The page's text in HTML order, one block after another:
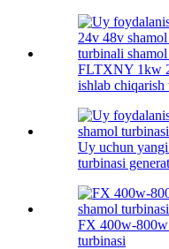
FLTXNY 1kw
ishlab chiqarish
Uy uchun
turbinasi
FX 400w-800w
turbinasi